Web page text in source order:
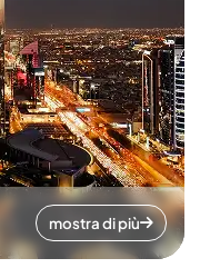
mostra di più